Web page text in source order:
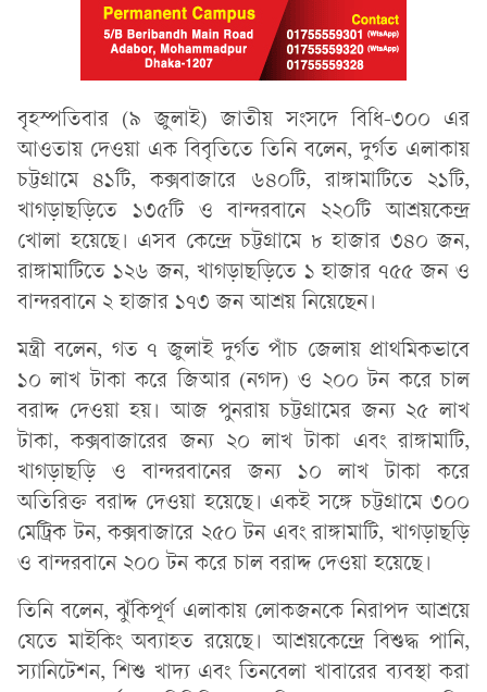
বৃহস্পতিবার (৯ জুলাই) জাতীয় সংসদে বিধি-৩০০ এর
আওতায় দেওয়া এক বিবৃতিতে তিনি বলেন, দুর্গত এলাকায়
চট্টগ্রামে ৪১টি, কক্সবাজারে ৬৪০টি, রাঙ্গামাটিতে ২১টি,
খাগড়াছড়িতে ১৩৫টি ও বান্দরবানে ২২০টি আশ্রয়কেন্দ্র
খোলা হয়েছে। এসব কেন্দ্রে চট্টগ্রামে ৮ হাজার ৩৪০ জন,
রাঙ্গামাটিতে ১২৬ জন, খাগড়াছড়িতে ১ হাজার ৭৫৫ জন ও
বান্দরবানে ২ হাজার ১৭৩ জন আশ্রয় নিয়েছেন।
মন্ত্রী বলেন, গত ৭ জুলাই দুর্গত পাঁচ জেলায় প্রাথমিকভাবে
১০ লাখ টাকা করে জিআর (নগদ) ও ২০০ টন করে চাল
বরাদ্দ দেওয়া হয়। আজ পুনরায় চট্টগ্রামের জন্য ২৫ লাখ
টাকা, কক্সবাজারের জন্য ২০ লাখ টাকা এবং রাঙ্গামাটি,
খাগড়াছড়ি ও বান্দরবানের জন্য ১০ লাখ টাকা করে
অতিরিক্ত বরাদ্দ দেওয়া হয়েছে। একই সঙ্গে চট্টগ্রামে ৩০০
মেট্রিক টন, কক্সবাজারে ২৫০ টন এবং রাঙ্গামাটি, খাগড়াছড়ি
ও বান্দরবানে ২০০ টন করে চাল বরাদ্দ দেওয়া হয়েছে।
তিনি বলেন, ঝুঁকিপূর্ণ এলাকায় লোকজনকে নিরাপদ আশ্রয়ে
যেতে মাইকিং অব্যাহত রয়েছে। আশ্রয়কেন্দ্রে বিশুদ্ধ পানি,
স্যানিটেশন, শিশু খাদ্য এবং তিনবেলা খাবারের ব্যবস্থা করা